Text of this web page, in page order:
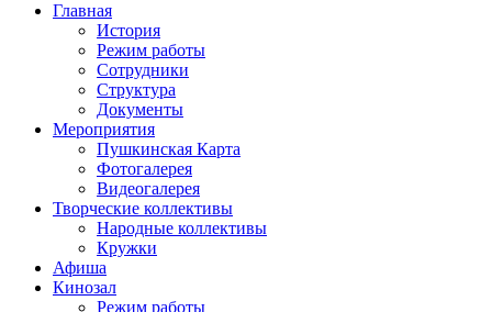
Главная
История
Режим работы
Сотрудники
Структура
Документы
Мероприятия
Пушкинская Карта
Фотогалерея
Видеогалерея
Творческие коллективы
Народные коллективы
Кружки
Афиша
Кинозал
Режим работы